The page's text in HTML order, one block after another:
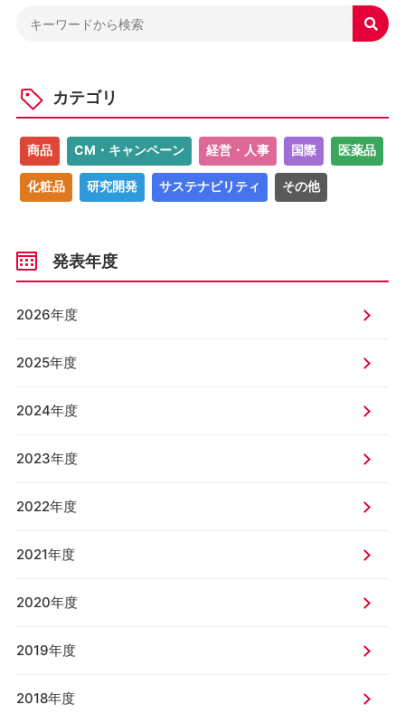

カテゴリ
商品 CM・キャンペーン 経営・人事 国際 医薬品
化粧品 研究開発 サステナビリティ その他
発表年度
2026年度
2025年度
2024年度
2023年度
2022年度
2021年度
2020年度
2019年度
2018年度